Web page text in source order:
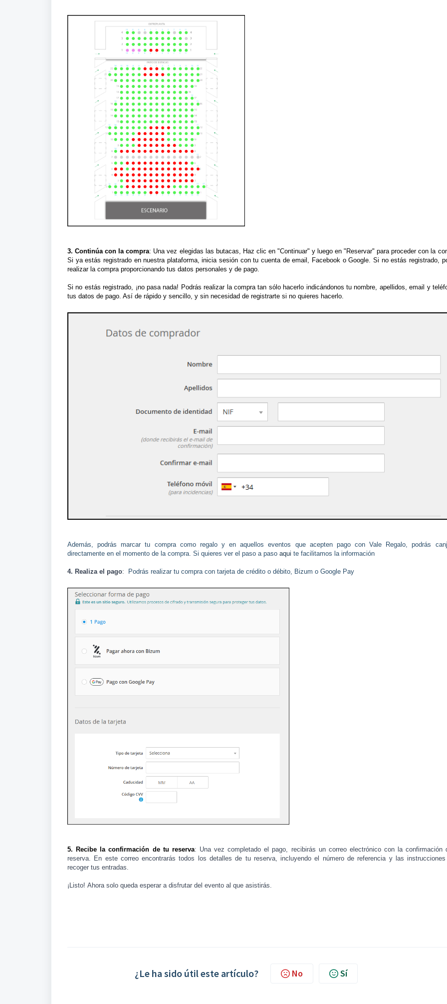
3.Continúa con la compra: Una vez elegidas las butacas, Haz clic en "Continuar" y luego en "Reservar" para proceder con la
Si ya estás registrado en nuestra plataforma, inicia sesión con tu cuenta de email, Facebook o Google. Si no estás registrado,
realizar la compra proporcionando tus datos personales y de pago.
Si no estás registrado, ¡no pasa nada! Podrás realizar la compra tan sólo hacerlo indicándonos tu nombre, apellidos, email y
tus datos de pago. Así de rápido y sencillo, y sin necesidad de registrarte si no quieres hacerlo.
Además, podrás marcar tu compra como regalo y en aquellos eventos que acepten pago con Vale Regalo, podrás
directamente en el momento de la compra. Si quieres ver el paso a paso aqui te facilitamos la información
4. Realiza el pago: Podrás realizar tu compra con tarjeta de crédito o débito, Bizum o Google Pay
5. Recibe la confirmación de tu reserva: Una vez completado el pago, recibirás un correo electrónico con la confirmación
reserva. En este correo encontrarás todos los detalles de tu reserva, incluyendo el número de referencia y las instrucciones
recoger tus entradas.
¡Listo! Ahora solo queda esperar a disfrutar del evento al que asistirás.
¿Le ha sido útil este artículo? No Sí